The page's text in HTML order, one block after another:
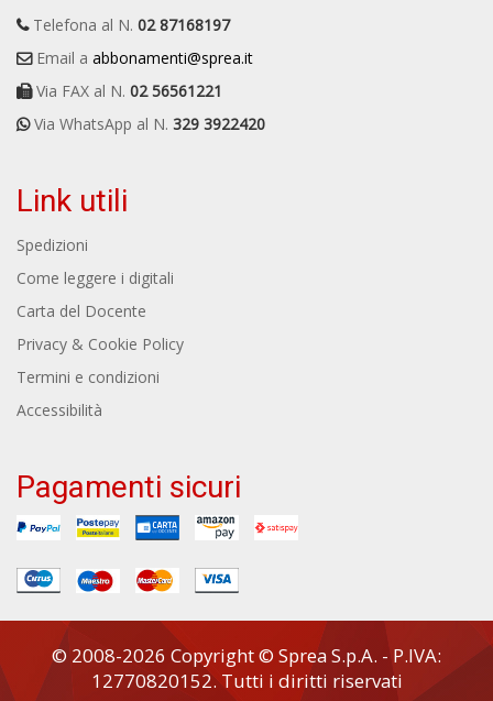
Telefona al N. 02 87168197
Email a abbonamenti@sprea.it
Via FAX al N. 02 56561221
Via WhatsApp al N. 329 3922420
Link utili
Spedizioni
Come leggere i digitali
Carta del Docente
Privacy & Cookie Policy
Termini e condizioni
Accessibilità
Pagamenti sicuri
© 2008-2026 Copyright © Sprea S.p.A. - P.IVA:
12770820152. Tutti i diritti riservati